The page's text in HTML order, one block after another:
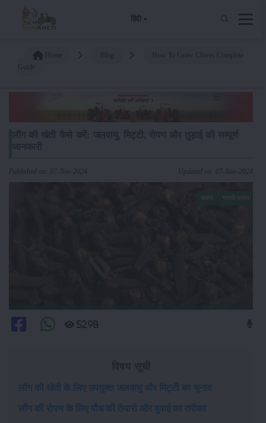
हिंदी
Published on: 07-Nov-2024 Updated on: 07-Nov-2024
5298
लौंग की खेती के लिए उपयुक्त जलवायु और मिट्टी का चुनाव
लौंग की रोपण के लिए पौध की तैयारी और बुवाई का तरीका